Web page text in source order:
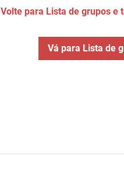
Volte para Lista de grupos e
Vá para Lista de